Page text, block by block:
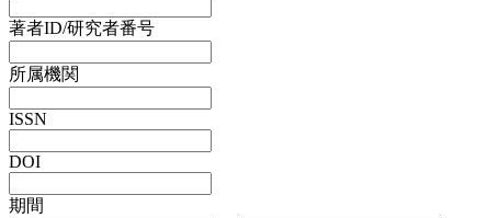
著者ID/研究者番号
所属機関
ISSN
DOI
期間